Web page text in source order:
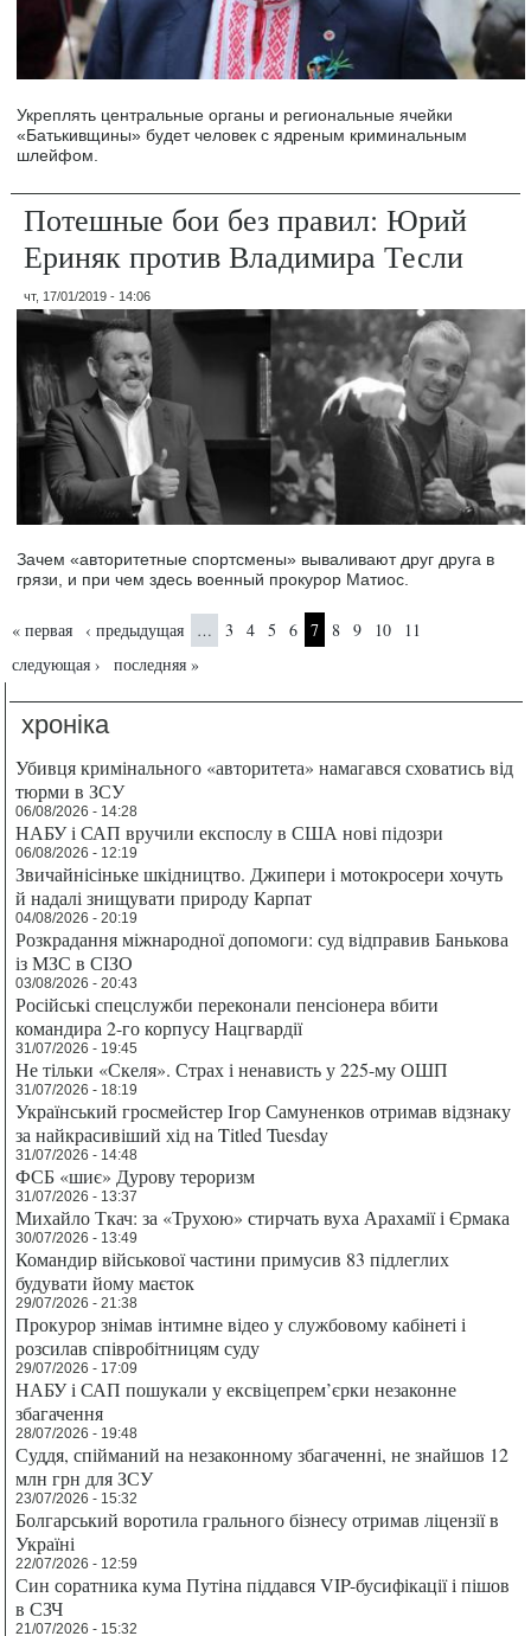
Укреплять центральные органы и региональные ячейки
«Батькивщины» будет человек с ядреным криминальным
шлейфом.
Потешные бои без правил: Юрий
Ериняк против Владимира Тесли
чт, 17/01/2019 - 14:06
Зачем «авторитетные спортсмены» вываливают друг друга в
грязи, и при чем здесь военный прокурор Матиос.
Страницы
« первая ‹ предыдущая … 3 4 5 6 7 8 9 10
11
следующая ›
последняя »
хроніка
Убивця кримінального «авторитета» намагався сховатись від
тюрми в ЗСУ
06/08/2026 - 14:28
НАБУ і САП вручили експослу в США нові підозри
06/08/2026 - 12:19
Звичайнісіньке шкідництво. Джипери і мотокросери хочуть
й надалі знищувати природу Карпат
04/08/2026 - 20:19
Розкрадання міжнародної допомоги: суд відправив Банькова
із МЗС в СІЗО
03/08/2026 - 20:43
Російські спецслужби переконали пенсіонера вбити
командира 2-го корпусу Нацгвардії
31/07/2026 - 19:45
Не тільки «Скеля». Страх і ненависть у 225-му ОШП
31/07/2026 - 18:19
Український гросмейстер Ігор Самуненков отримав відзнаку
за найкрасивіший хід на Titled Tuesday
31/07/2026 - 14:48
ФСБ «шиє» Дурову тероризм
31/07/2026 - 13:37
Михайло Ткач: за «Трухою» стирчать вуха Арахамії і Єрмака
30/07/2026 - 13:49
Командир військової частини примусив 83 підлеглих
будувати йому маєток
29/07/2026 - 21:38
Прокурор знімав інтимне відео у службовому кабінеті і
розсилав співробітницям суду
29/07/2026 - 17:09
НАБУ і САП пошукали у ексвіцепрем’єрки незаконне
збагачення
28/07/2026 - 19:48
Суддя, спійманий на незаконному збагаченні, не знайшов 12
млн грн для ЗСУ
23/07/2026 - 15:32
Болгарський воротила грального бізнесу отримав ліцензії в
Україні
22/07/2026 - 12:59
Син соратника кума Путіна піддався VIP-бусифікації і пішов
в СЗЧ
21/07/2026 - 15:32